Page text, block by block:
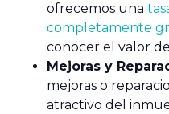
ofrecemos una
completamente
conocer el valor
Mejoras y
mejoras o
atractivo del